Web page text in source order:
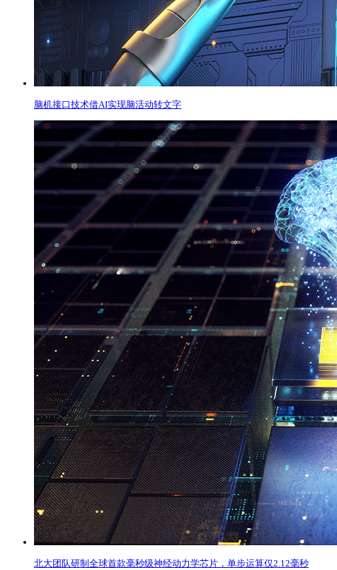
脑机接口技术借AI实现脑活动转文字
北大团队研制全球首款毫秒级神经动力学芯片，单步运算仅2.12毫秒